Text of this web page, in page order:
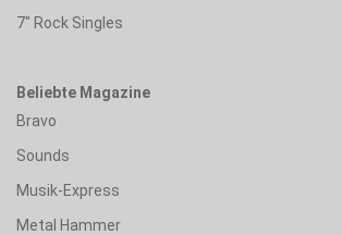
7" Rock Singles
Beliebte Magazine
Bravo
Sounds
Musik-Express
Metal Hammer